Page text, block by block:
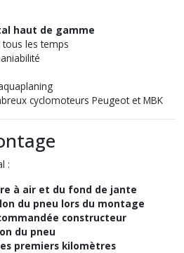
haut de gamme
les temps
cyclomoteurs Peugeot et MBK
:
à air et du fond de jante
du pneu lors du montage
constructeur
du pneu
premiers kilomètres